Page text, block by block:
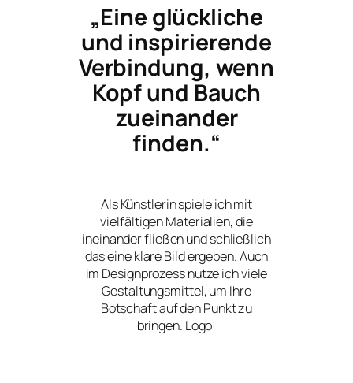
„Eine glückliche
und inspirierende
Verbindung, wenn
Kopf und Bauch
zueinander
finden.“
Als Künstlerin spiele ich mit
vielfältigen Materialien, die
ineinander fließen und schließlich
das eine klare Bild ergeben. Auch
im Designprozess nutze ich viele
Gestaltungsmittel, um Ihre
Botschaft auf den Punkt zu
bringen. Logo!